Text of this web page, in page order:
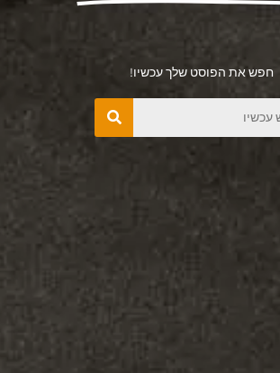
חפש את הפוסט שלך עכשיו!